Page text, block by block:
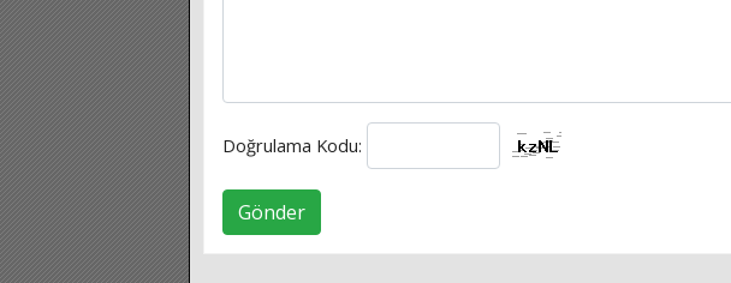
Doğrulama Kodu:
Gönder